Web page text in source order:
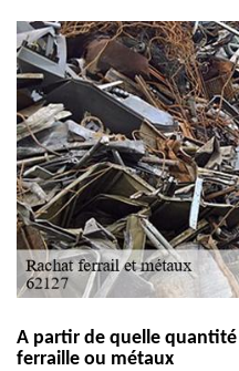
A partir de quelle
ferraille ou métaux